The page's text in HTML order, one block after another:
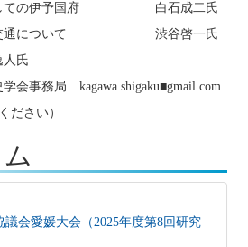
しての伊予国府 白石成二氏
間交通について 渋谷啓一氏
氏
会事務局 kagawa.shigaku■gmail.com
ださい）
議会愛媛大会（2025年度第8回研究